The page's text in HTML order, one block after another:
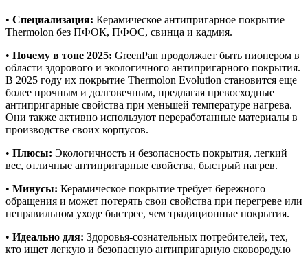
• Специализация: Керамическое антипригарное покрытие
Thermolon без ПФОК, ПФОС, свинца и кадмия.
• Почему в топе 2025: GreenPan продолжает быть пионером в
области здорового и экологичного антипригарного покрытия.
В 2025 году их покрытие Thermolon Evolution становится еще
более прочным и долговечным, предлагая превосходные
антипригарные свойства при меньшей температуре нагрева.
Они также активно используют переработанные материалы в
производстве своих корпусов.
• Плюсы: Экологичность и безопасность покрытия, легкий
вес, отличные антипригарные свойства, быстрый нагрев.
• Минусы: Керамическое покрытие требует бережного
обращения и может потерять свои свойства при перегреве или
неправильном уходе быстрее, чем традиционные покрытия.
• Идеально для: Здоровья-сознательных потребителей, тех,
кто ищет легкую и безопасную антипригарную сковороду.ю